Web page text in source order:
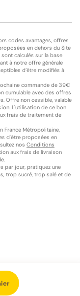
codes avantages, offres
en dehors du Site
calculés sur la base
à notre offre générale
d’être modifiés à
commande de 39€
cumulable avec des offres
Offre non cessible, valable
L'utilisation de ce bon
frais de traitement de
France Métropolitaine,
d'être proposées en
nos Conditions
aux frais de livraison
par jour, pratiquez une
trop sucré, trop salé et de